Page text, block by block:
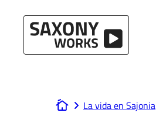
www.saxony-works.com
La vida en Sajonia